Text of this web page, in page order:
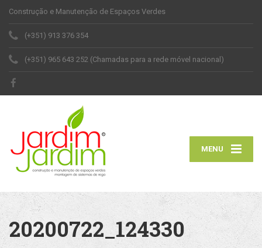
Construção e Manutenção de Espaços Verdes
(+351) 913 376 354
(+351) 965 643 252 (Chamadas para a rede móvel nacional)
MENU
20200722_124330